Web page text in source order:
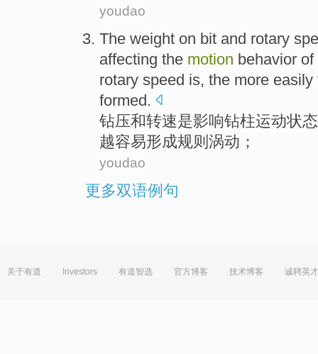
youdao
The weight on bit and rotary
affecting the motion behavior of
rotary speed is, the more easily
formed.
钻压和转速是影响钻柱运动状态
越容易形成规则 涡动 ；
youdao
更多双语例句
关于有道 Investors 有道智选 官方博客 技术博客 诚聘英才